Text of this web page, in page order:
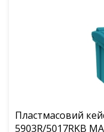
Пластмасовий